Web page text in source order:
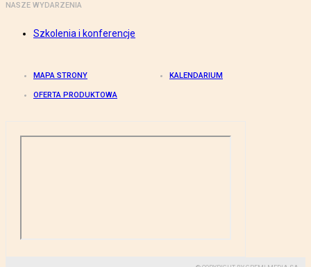
NASZE WYDARZENIA
Szkolenia i konferencje
MAPA STRONY KALENDARIUM
OFERTA PRODUKTOWA